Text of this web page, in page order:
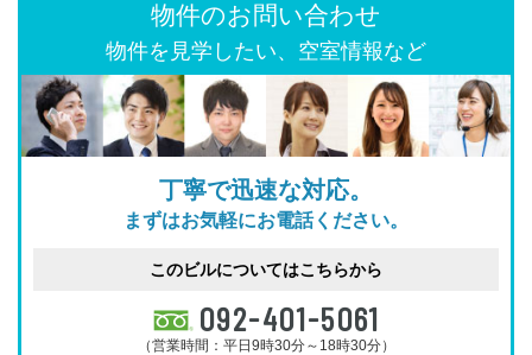
物件のお問い合わせ
物件を見学したい、空室情報など
丁寧で迅速な対応。
まずはお気軽にお電話ください。
このビルについてはこちらから
092-401-5061
（営業時間：平日9時30分～18時30分）